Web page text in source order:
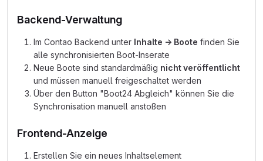
Backend-Verwaltung
Im Contao Backend unter Inhalte → Boote finden Sie
alle synchronisierten Boot-Inserate
Neue Boote sind standardmäßig nicht veröffentlicht
und müssen manuell freigeschaltet werden
Über den Button "Boot24 Abgleich" können Sie die
Synchronisation manuell anstoßen
Frontend-Anzeige
Erstellen Sie ein neues Inhaltselement